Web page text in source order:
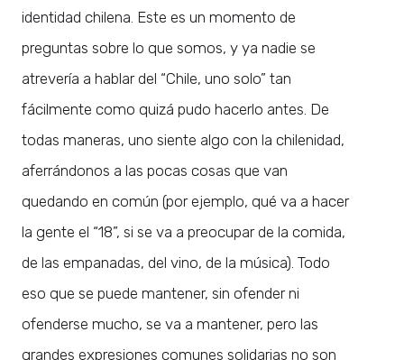
identidad chilena. Este es un momento de
preguntas sobre lo que somos, y ya nadie se
atrevería a hablar del “Chile, uno solo” tan
fácilmente como quizá pudo hacerlo antes. De
todas maneras, uno siente algo con la chilenidad,
aferrándonos a las pocas cosas que van
quedando en común (por ejemplo, qué va a hacer
la gente el “18”, si se va a preocupar de la comida,
de las empanadas, del vino, de la música). Todo
eso que se puede mantener, sin ofender ni
ofenderse mucho, se va a mantener, pero las
grandes expresiones comunes solidarias no son